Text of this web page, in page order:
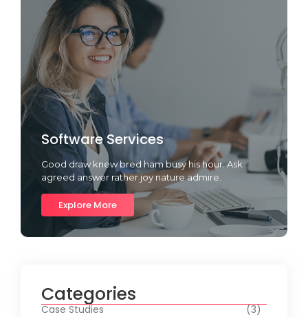
Software Services
Good draw knew bred ham busy his hour. Ask
agreed answer rather joy nature admire.
Explore More
Categories
Case Studies
(3)